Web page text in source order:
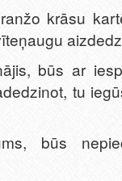
krāsu
būs ar
tu
būs